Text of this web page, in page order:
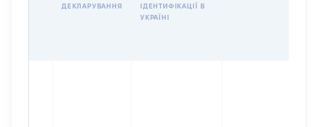
ДЕКЛАРУВАННЯ
ІДЕНТИФІКАЦІЇ В
УКРАЇНІ